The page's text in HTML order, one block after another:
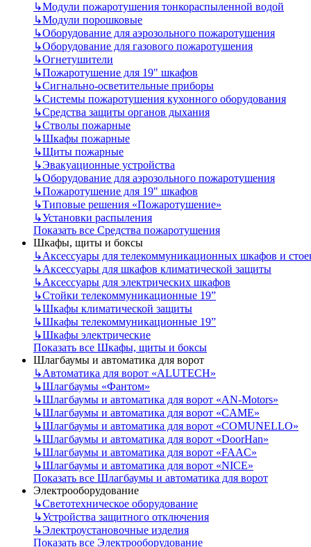
↳Модули пожаротушения тонкораспыленной водой
↳Модули порошковые
↳Оборудование для аэрозольного пожаротушения
↳Оборудование для газового пожаротушения
↳Огнетушители
↳Пожаротушение для 19" шкафов
↳Сигнально-осветительные приборы
↳Системы пожаротушения кухонного оборудования
↳Средства защиты органов дыхания
↳Стволы пожарные
↳Шкафы пожарные
↳Щиты пожарные
↳Эвакуационные устройства
↳Оборудование для аэрозольного пожаротушения
↳Пожаротушение для 19" шкафов
↳Типовые решения «Пожаротушение»
↳Установки распыления
Показать все Средства пожаротушения
Шкафы, щиты и боксы
↳Аксессуары для телекоммуникационных шкафов и
↳Аксессуары для шкафов климатической защиты
↳Аксессуары для электрических шкафов
↳Стойки телекоммуникационные 19”
↳Шкафы климатической защиты
↳Шкафы телекоммуникационные 19”
↳Шкафы электрические
Показать все Шкафы, щиты и боксы
Шлагбаумы и автоматика для ворот
↳Автоматика для ворот «ALUTECH»
↳Шлагбаумы «Фантом»
↳Шлагбаумы и автоматика для ворот «AN-Motors»
↳Шлагбаумы и автоматика для ворот «CAME»
↳Шлагбаумы и автоматика для ворот «COMUNELLO»
↳Шлагбаумы и автоматика для ворот «DoorHan»
↳Шлагбаумы и автоматика для ворот «FAAC»
↳Шлагбаумы и автоматика для ворот «NICE»
Показать все Шлагбаумы и автоматика для ворот
Электрооборудование
↳Светотехническое оборудование
↳Устройства защитного отключения
↳Электроустановочные изделия
Показать все Электрооборудование